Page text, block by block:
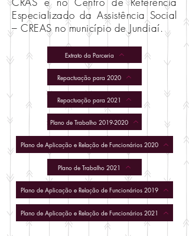
Especializado da Assistência Social
– CREAS no município de Jundiaí.
Extrato da Parceria
Repactuação para 2020
Repactuação para 2021
Plano de Trabalho 2019-2020
Plano de Aplicação e Relação de Funcionários 2020
Plano de Trabalho 2021
Plano de Aplicação e Relação de Funcionários 2019
Plano de Aplicação e Relação de Funcionários 2021